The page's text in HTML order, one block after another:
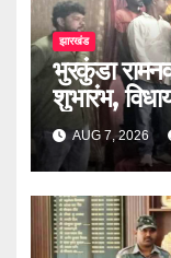
झारखंड
भुरकुंडा
शुभारंभ,
AUG 7, 2026